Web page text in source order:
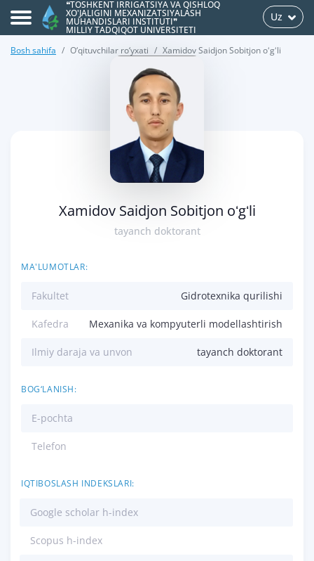
❝TOSHKENT IRRIGATSIYA VA QISHLOQ
XO'JALIGINI MEXANIZATSIYALASH
MUHANDISLARI INSTITUTI❞
MILLIY TADQIQOT UNIVERSITETI
Uz
Bosh sahifa O‘qituvchilar ro‘yxati Xamidov Saidjon Sobitjon oʻgʻli
Xamidov Saidjon Sobitjon oʻgʻli
tayanch doktorant
MA'LUMOTLAR:
Fakultet Gidrotexnika qurilishi
Kafedra Mexanika va kompyuterli modellashtirish
Ilmiy daraja va unvon tayanch doktorant
BOG‘LANISH:
E-pochta
Telefon
IQTIBOSLASH INDEKSLARI:
Google scholar h-index
Scopus h-index